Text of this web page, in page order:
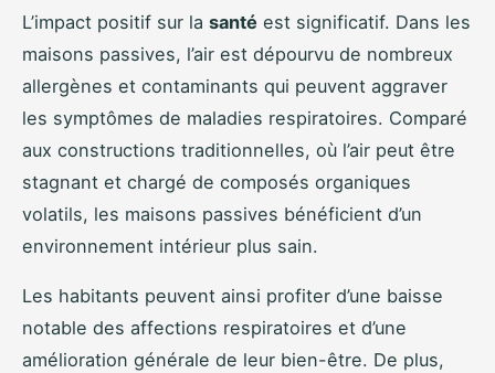
L’impact positif sur la santé est significatif. Dans les
maisons passives, l’air est dépourvu de nombreux
allergènes et contaminants qui peuvent aggraver
les symptômes de maladies respiratoires. Comparé
aux constructions traditionnelles, où l’air peut être
stagnant et chargé de composés organiques
volatils, les maisons passives bénéficient d’un
environnement intérieur plus sain.
Les habitants peuvent ainsi profiter d’une baisse
notable des affections respiratoires et d’une
amélioration générale de leur bien-être. De plus,